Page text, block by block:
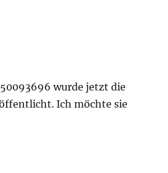
wurde jetzt die
Ich möchte sie